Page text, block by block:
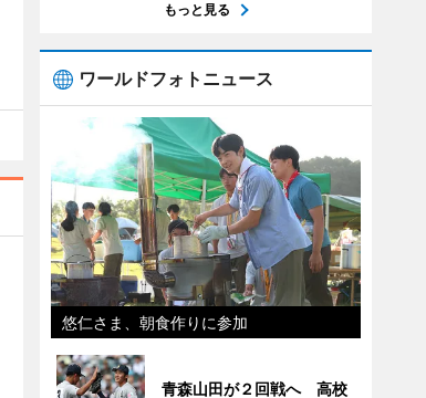
もっと見る
ワールドフォトニュース
悠仁さま、朝食作りに参加
青森山田が２回戦へ 高校